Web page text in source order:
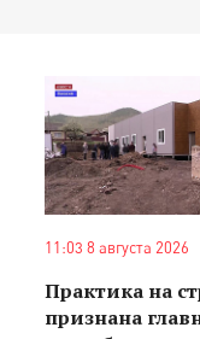
11:03 8 августа 2026
Практика на
признана